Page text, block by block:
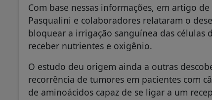
Com base nessas informações, em artigo
Pasqualini e colaboradores relataram o
bloquear a irrigação sanguínea das células
receber nutrientes e oxigênio.
O estudo deu origem ainda a outras
recorrência de tumores em pacientes com
de aminoácidos capaz de se ligar a um